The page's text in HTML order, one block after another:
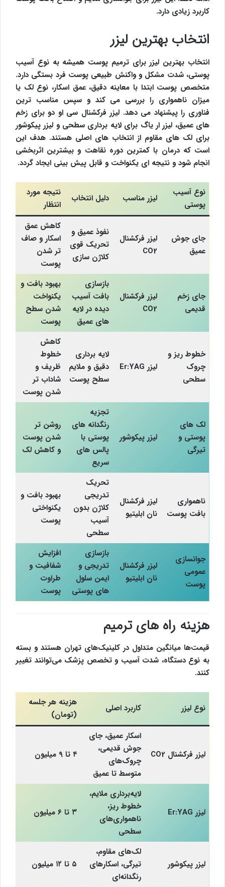
کاربرد زیادی دارد.
انتخاب بهترین لیزر
انتخاب بهترین لیزر برای ترمیم پوست همیشه به نوع آسیب
پوستی، شدت مشکل و واکنش طبیعی پوست فرد بستگی دارد.
متخصص پوست ابتدا با معاینه دقیق، عمق اسکار، نوع لک یا
میزان ناهمواری را بررسی می کند و سپس مناسب ترین
فناوری را پیشنهاد می دهد. لیزر فرکشنال سی او دو برای زخم
های عمیق، لیزر ار یاگ برای لایه برداری سطحی و لیزر پیکوشور
برای لک های مقاوم از انتخاب های اصلی هستند. هدف این
است که درمان با کمترین دوره نقاهت و بیشترین اثربخشی
انجام شود و نتیجه ای یکنواخت و قابل پیش بینی ایجاد گردد.
نوع آسیب
پوستی
لیزر مناسب دلیل انتخاب
نتیجه مورد
انتظار
جای جوش
عمیق
لیزر فرکشنال
CO2
نفوذ عمیق و
تحریک قوی
کلاژن سازی
کاهش عمق
اسکار و صاف
تر شدن
پوست
جای زخم
قدیمی
لیزر فرکشنال
CO2
بازسازی
بافت آسیب
دیده در لایه
های عمیق
بهبود بافت و
یکنواخت
شدن سطح
پوست
خطوط ریز و
چروک
سطحی
لیزر Er:YAG
لایه برداری
دقیق و ملایم
سطح پوست
کاهش
خطوط
ظریف و
شاداب تر
شدن پوست
لک های
پوستی و
تیرگی
لیزر پیکوشور
تجزیه
رنگدانه های
پوستی با
پالس های
سریع
روشن تر
شدن پوست
و کاهش لک
ناهمواری
بافت پوست
لیزر فرکشنال
نان ابلیتیو
تحریک
تدریجی
کلاژن بدون
آسیب
سطحی
بهبود بافت و
یکنواختی
پوست
جوانسازی
عمومی
پوست
لیزر فرکشنال
نان ابلیتیو
بازسازی
تدریجی و
ایمن سلول
های پوستی
افزایش
شفافیت و
طراوت
پوست
هزینه راه های ترمیم
قیمت‌ها میانگین متداول در کلینیک‌های تهران هستند و بسته
به نوع دستگاه، شدت آسیب و تخصص پزشکمی‌توانند تغییر
کنند.
نوع لیزر کاربرد اصلی
هزینه هر جلسه
(تومان)
لیزر فرکشنال CO2
اسکار عمیق، جای
جوش قدیمی،
چروک‌های
متوسط تا عمیق
۴ تا ۹ میلیون
لیزر Er:YAG
لایه‌برداری ملایم،
خطوط ریز،
ناهمواری‌های
سطحی
۳ تا ۶ میلیون
لیزر پیکوشور
لک‌های مقاوم،
تیرگی، اسکارهای
رنگدانه‌ای
۵ تا ۱۲ میلیون